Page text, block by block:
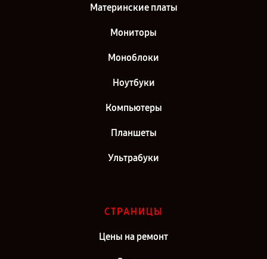
Материнские платы
Мониторы
Моноблоки
Ноутбуки
Компьютеры
Планшеты
Ультрабуки
СТРАНИЦЫ
Цены на ремонт